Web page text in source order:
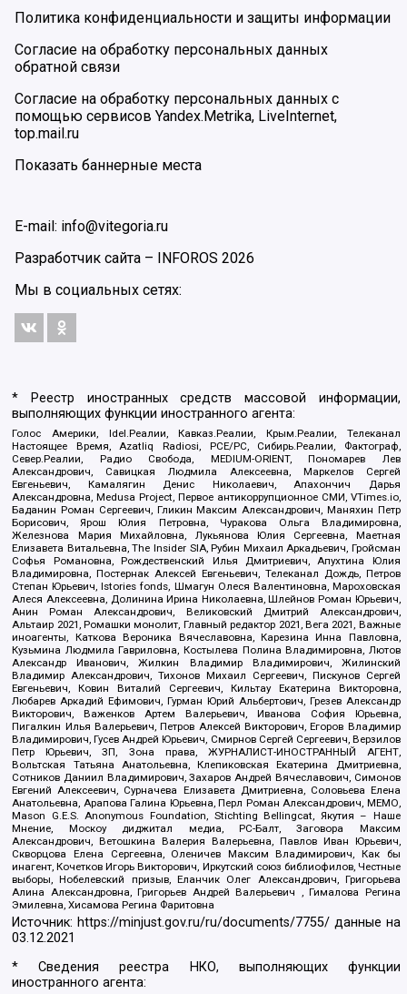
Политика конфиденциальности и защиты информации
Согласие на обработку персональных данных
обратной связи
Согласие на обработку персональных данных с
помощью сервисов Yandex.Metrika, LiveInternet,
top.mail.ru
Показать баннерные места
E-mail: info@vitegoria.ru
Разработчик сайта – INFOROS 2026
Мы в социальных сетях:
* Реестр иностранных средств массовой информации,
выполняющих функции иностранного агента:
Голос Америки, Idel.Реалии, Кавказ.Реалии, Крым.Реалии, Телеканал
Настоящее Время, Azatliq Radiosi, PCE/PC, Сибирь.Реалии, Фактограф,
Север.Реалии, Радио Свобода, MEDIUM-ORIENT, Пономарев Лев
Александрович, Савицкая Людмила Алексеевна, Маркелов Сергей
Евгеньевич, Камалягин Денис Николаевич, Апахончич Дарья
Александровна, Medusa Project, Первое антикоррупционное СМИ, VTimes.io,
Баданин Роман Сергеевич, Гликин Максим Александрович, Маняхин Петр
Борисович, Ярош Юлия Петровна, Чуракова Ольга Владимировна,
Железнова Мария Михайловна, Лукьянова Юлия Сергеевна, Маетная
Елизавета Витальевна, The Insider SIA, Рубин Михаил Аркадьевич, Гройсман
Софья Романовна, Рождественский Илья Дмитриевич, Апухтина Юлия
Владимировна, Постернак Алексей Евгеньевич, Телеканал Дождь, Петров
Степан Юрьевич, Istories fonds, Шмагун Олеся Валентиновна, Мароховская
Алеся Алексеевна, Долинина Ирина Николаевна, Шлейнов Роман Юрьевич,
Анин Роман Александрович, Великовский Дмитрий Александрович,
Альтаир 2021, Ромашки монолит, Главный редактор 2021, Вега 2021, Важные
иноагенты, Каткова Вероника Вячеславовна, Карезина Инна Павловна,
Кузьмина Людмила Гавриловна, Костылева Полина Владимировна, Лютов
Александр Иванович, Жилкин Владимир Владимирович, Жилинский
Владимир Александрович, Тихонов Михаил Сергеевич, Пискунов Сергей
Евгеньевич, Ковин Виталий Сергеевич, Кильтау Екатерина Викторовна,
Любарев Аркадий Ефимович, Гурман Юрий Альбертович, Грезев Александр
Викторович, Важенков Артем Валерьевич, Иванова София Юрьевна,
Пигалкин Илья Валерьевич, Петров Алексей Викторович, Егоров Владимир
Владимирович, Гусев Андрей Юрьевич, Смирнов Сергей Сергеевич, Верзилов
Петр Юрьевич, ЗП, Зона права, ЖУРНАЛИСТ-ИНОСТРАННЫЙ АГЕНТ,
Вольтская Татьяна Анатольевна, Клепиковская Екатерина Дмитриевна,
Сотников Даниил Владимирович, Захаров Андрей Вячеславович, Симонов
Евгений Алексеевич, Сурначева Елизавета Дмитриевна, Соловьева Елена
Анатольевна, Арапова Галина Юрьевна, Перл Роман Александрович, МЕМО,
Mason G.E.S. Anonymous Foundation, Stichting Bellingcat, Якутия – Наше
Мнение, Москоу диджитал медиа, РС-Балт, Заговора Максим
Александрович, Ветошкина Валерия Валерьевна, Павлов Иван Юрьевич,
Скворцова Елена Сергеевна, Оленичев Максим Владимирович, Как бы
инагент, Кочетков Игорь Викторович, Иркутский союз библиофилов, Честные
выборы, Нобелевский призыв, Еланчик Олег Александрович, Григорьева
Алина Александровна, Григорьев Андрей Валерьевич , Гималова Регина
Эмилевна, Хисамова Регина Фаритовна
Источник:https://minjust.gov.ru/ru/documents/7755/ данные на
03.12.2021
* Сведения реестра НКО, выполняющих функции
иностранного агента: